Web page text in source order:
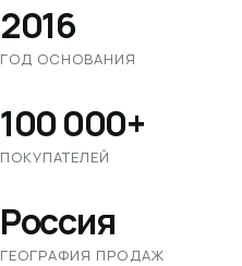
2016
ГОД ОСНОВАНИЯ
100 000+
ПОКУПАТЕЛЕЙ
Россия
ГЕОГРАФИЯ ПРОДАЖ